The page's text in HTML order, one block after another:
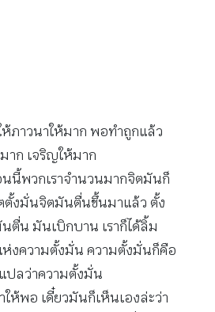
ภาวนาให้มาก พอทำถูกแล้ว
าก เจริญให้มาก
นี้พวกเราจำนวนมากจิตมันก็
ตั้งมั่นจิตมันตื่นขึ้นมาแล้ว ตั้ง
น มันเบิกบาน เราก็ได้ลิ้ม
ห่งความตั้งมั่น ความตั้งมั่นก็คือ
ปลว่าความตั้งมั่น
ให้พอ เดี๋ยวมันก็เห็นเองล่ะว่า